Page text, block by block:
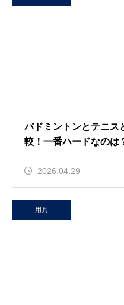
バドミントンとテニス
較！一番ハードなのは
2026.04.29
用具